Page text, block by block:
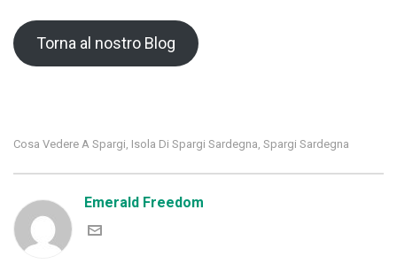
Torna al nostro Blog
Cosa Vedere A Spargi, Isola Di Spargi Sardegna, Spargi Sardegna
Emerald Freedom